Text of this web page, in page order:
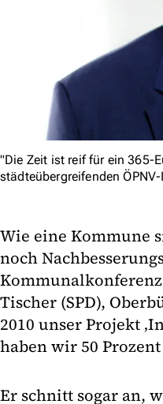
"Die Zeit ist reif für ein 365-
städteübergreifenden
Wie eine Kommune
noch
Tischer (SPD),
2010 unser Projekt
haben wir 50 Prozent
Er schnitt sogar an,